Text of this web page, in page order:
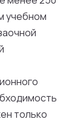
учебном
только